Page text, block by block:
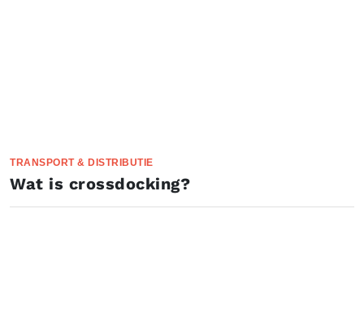
TRANSPORT & DISTRIBUTIE
Wat is crossdocking?